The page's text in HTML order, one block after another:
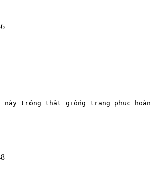
này trông thật giống trang phục